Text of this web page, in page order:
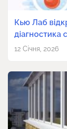
Кью Лаб
діагностика
12 Січня, 2026